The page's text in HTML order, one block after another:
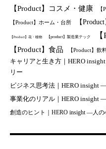
【Product】コスメ・健康
【Product】ホーム・台所 【
【Product】花・植物 【product】製造業テック
【Product】食品 【Product】飲
キャリアと生き方｜HERO
リー
ビジネス思考法｜HERO insight
事業化のリアル｜HERO insight
創造のヒント｜HERO insight —人